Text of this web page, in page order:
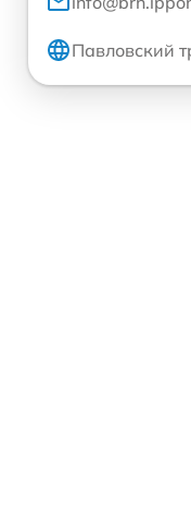
Павловский